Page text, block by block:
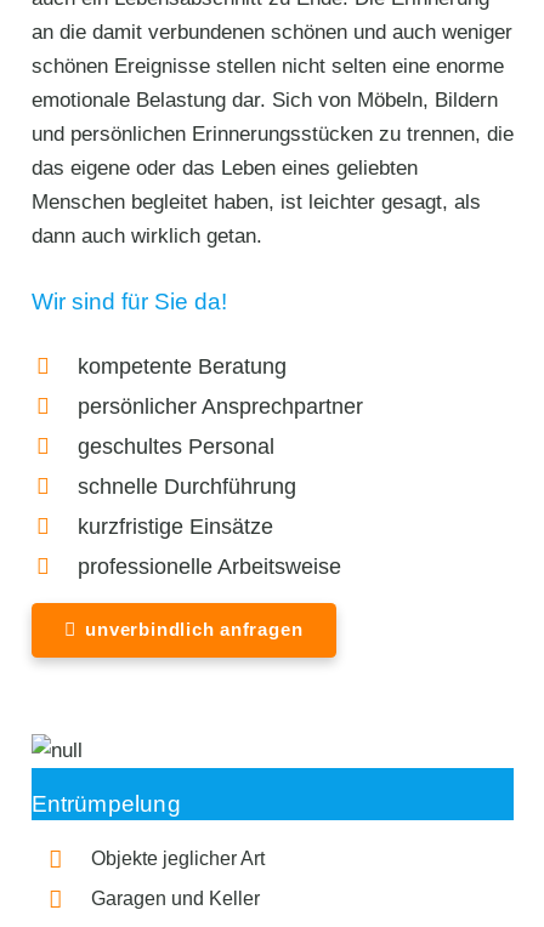
an die damit verbundenen schönen und auch weniger
schönen Ereignisse stellen nicht selten eine enorme
emotionale Belastung dar. Sich von Möbeln, Bildern
und persönlichen Erinnerungsstücken zu trennen, die
das eigene oder das Leben eines geliebten
Menschen begleitet haben, ist leichter gesagt, als
dann auch wirklich getan.
Wir sind für Sie da!
kompetente Beratung
persönlicher Ansprechpartner
geschultes Personal
schnelle Durchführung
kurzfristige Einsätze
professionelle Arbeitsweise
unverbindlich anfragen
Entrümpelung
Objekte jeglicher Art
Garagen und Keller